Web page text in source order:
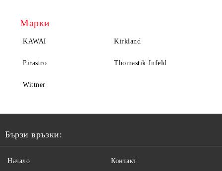
Марки
KAWAI Kirkland
Pirastro Thomastik Infeld
Wittner
Бързи връзки:
Начало Контакт